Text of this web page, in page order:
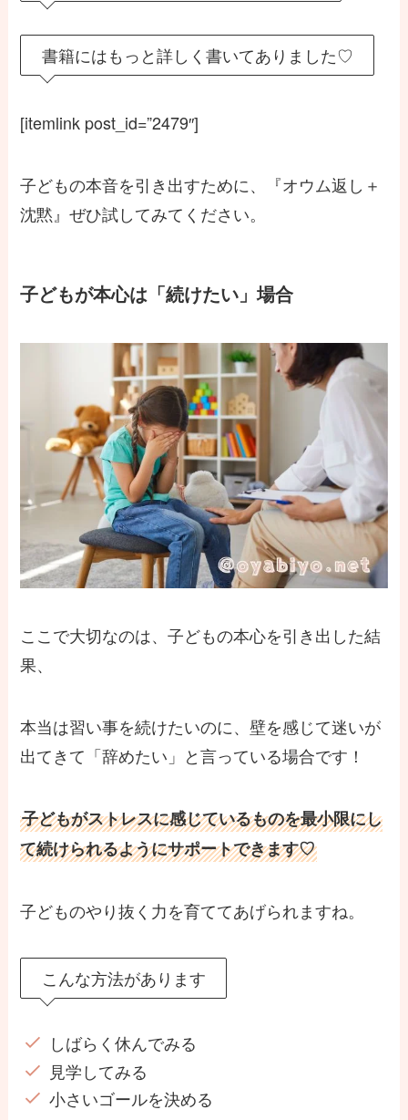
書籍にはもっと詳しく書いてありました♡
[itemlink post_id=”2479″]
子どもの本音を引き出すために、『オウム返し＋
沈黙』ぜひ試してみてください。
子どもが本心は「続けたい」場合
ここで大切なのは、子どもの本心を引き出した結
果、
本当は習い事を続けたいのに、壁を感じて迷いが
出てきて「辞めたい」と言っている場合です！
子どもがストレスに感じているものを最小限にし
て続けられるようにサポートできます♡
子どものやり抜く力を育ててあげられますね。
こんな方法があります
しばらく休んでみる
見学してみる
小さいゴールを決める